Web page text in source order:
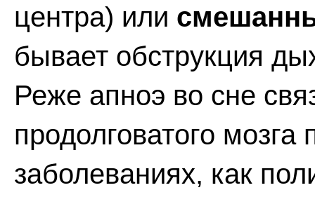
центра) или
бывает обструкция
Реже апноэ во сне
продолговатого мозга
заболеваниях, как